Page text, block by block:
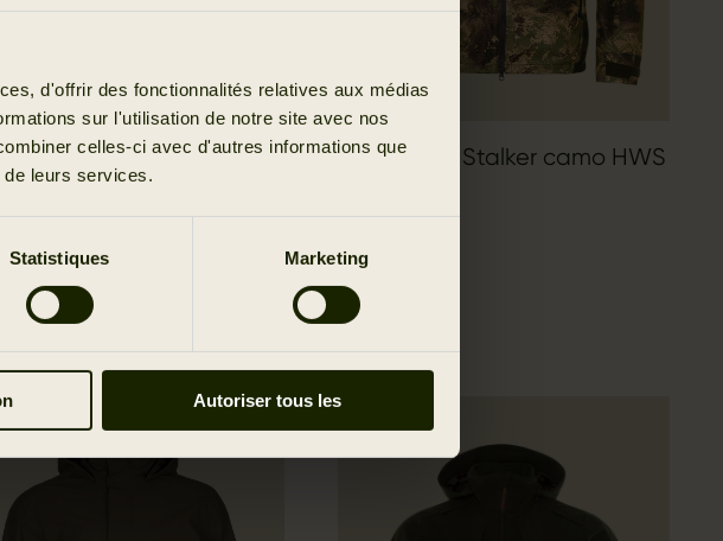
d'offrir des fonctionnalités relatives aux médias
sur l'utilisation de notre site avec nos
celles-ci avec d'autres informations que
leurs services.
Statistiques Marketing
Autoriser tous les
Nordic Hunter HWS Veste Deer Stalker camo HWS